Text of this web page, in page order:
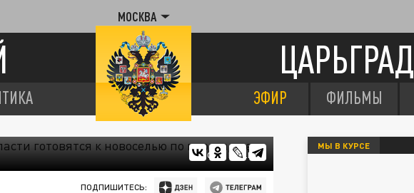
МОСКВА
ЦАРЬГРАД
ЭФИР ФИЛЬМЫ
ФОТО: NSO.RU
ПОДПИШИТЕСЬ:
МЫ В КУРСЕ